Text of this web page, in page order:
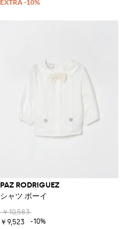
PAZ RODRIGUEZ
シャツ ボーイ
￥10,583
￥9,523
-10%